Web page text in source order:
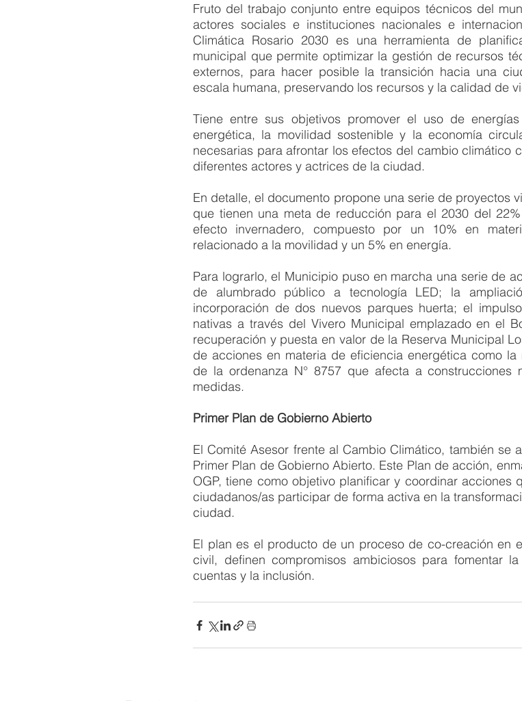
Fruto del trabajo conjunto entre equipos técnicos del
actores sociales e instituciones nacionales e
Climática Rosario 2030 es una herramienta de
municipal que permite optimizar la gestión de recursos
externos, para hacer posible la transición hacia una
escala humana, preservando los recursos y la calidad de
Tiene entre sus objetivos promover el uso de
energética, la movilidad sostenible y la economía
necesarias para afrontar los efectos del cambio climático
diferentes actores y actrices de la ciudad.
En detalle, el documento propone una serie de proyectos
que tienen una meta de reducción para el 2030 del
efecto invernadero, compuesto por un 10% en
relacionado a la movilidad y un 5% en energía.
Para lograrlo, el Municipio puso en marcha una serie de
de alumbrado público a tecnología LED; la
incorporación de dos nuevos parques huerta; el
nativas a través del Vivero Municipal emplazado en el
recuperación y puesta en valor de la Reserva Municipal
de acciones en materia de eficiencia energética como
de la ordenanza N° 8757 que afecta a construcciones
medidas.
Primer Plan de Gobierno Abierto
El Comité Asesor frente al Cambio Climático, también se
Primer Plan de Gobierno Abierto. Este Plan de acción,
OGP, tiene como objetivo planificar y coordinar acciones
ciudadanos/as participar de forma activa en la
ciudad.
El plan es el producto de un proceso de co-creación en
civil, definen compromisos ambiciosos para fomentar
cuentas y la inclusión.